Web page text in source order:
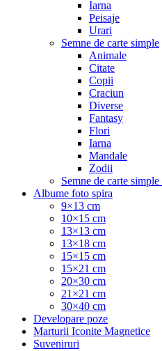
Iarna
Peisaje
Urari
Semne de carte simple
Animale
Citate
Copii
Craciun
Diverse
Fantasy
Flori
Iarna
Mandale
Zodii
Semne de carte
Albume foto spira
9×13 cm
10×15 cm
13×13 cm
13×18 cm
15×15 cm
15×21 cm
20×30 cm
21×21 cm
30×40 cm
Developare poze
Marturii Iconite Magnetice
Suveniruri